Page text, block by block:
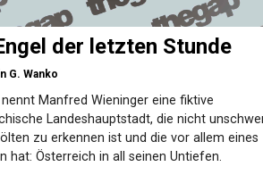
der letzten Stunde
G. Wanko
nennt Manfred Wieninger eine fiktive
Landeshauptstadt, die nicht
zu erkennen ist und die vor allem eines
hat: Österreich in all seinen Untiefen.